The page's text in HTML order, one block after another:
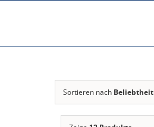
Sortieren nach Beliebtheit